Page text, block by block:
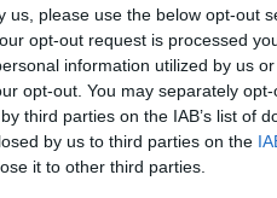
please use the below opt-out
opt-out request is processed
information utilized by us
opt-out. You may separately
third parties on the IAB’s list of
by us to third parties on the
it to other third parties.
Fler